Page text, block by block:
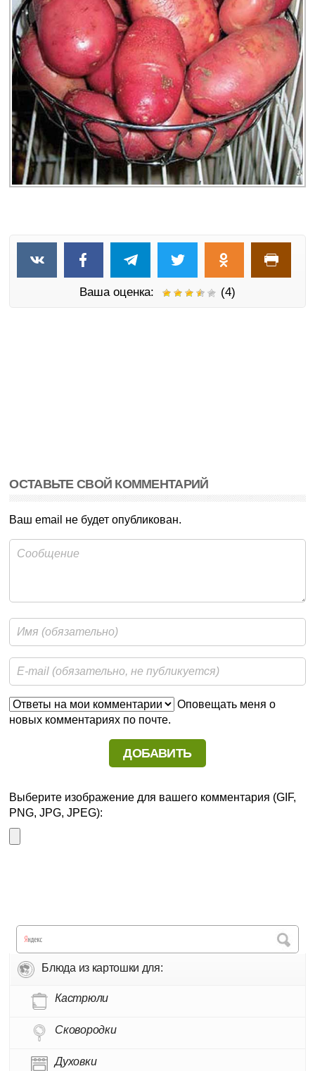
Ваша оценка: (4)
ОСТАВЬТЕ СВОЙ КОММЕНТАРИЙ
Ваш email не будет опубликован.
Оповещать меня о
новых комментариях по почте.
Выберите изображение для вашего комментария (GIF,
PNG, JPG, JPEG):
Блюда из картошки для:
Кастрюли
Сковородки
Духовки